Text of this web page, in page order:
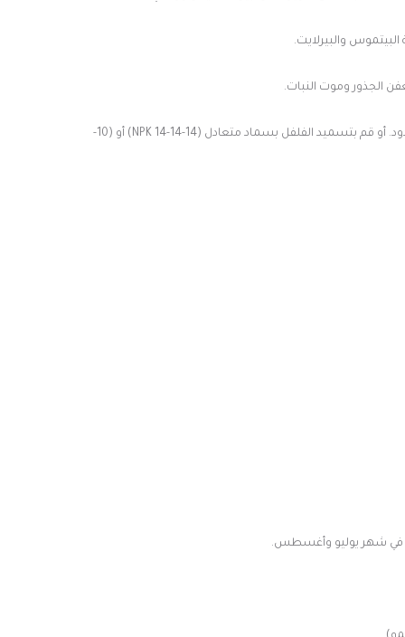
والبيرلايت.
الجذور وموت النبات.
النبات يحتاج إلى تغذية وتسميد طوال فترة النمو وأنتاج الثمار. والأفضل أستخدام الأسمدة العضوية كسماد السمك والشاي وسماد الدود. أو قم بتسميد الفلفل بسماد متعادل (14-14-14 NPK) أو (10-
في شهر يوليو وأغسطس.